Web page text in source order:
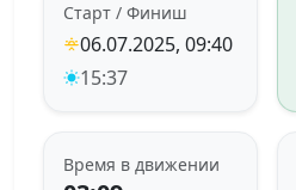
Старт / Финиш
06.07.2025, 09:40
15:37
Время в движении